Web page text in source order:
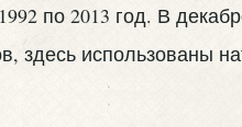
по 2013 год. В
здесь использованы